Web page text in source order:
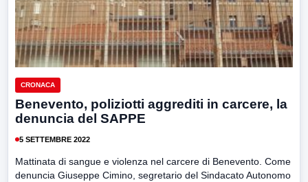
CRONACA
Benevento, poliziotti aggrediti in carcere, la
denuncia del SAPPE
5 SETTEMBRE 2022
Mattinata di sangue e violenza nel carcere di Benevento. Come
denuncia Giuseppe Cimino, segretario del Sindacato Autonomo